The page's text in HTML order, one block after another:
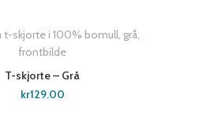
SELECT OPTIONS
T-skjorte – Grå
kr129.00